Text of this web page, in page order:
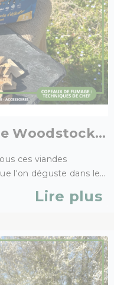
Woodstock :
!
ces viandes
l'on déguste dans les
concours de
plus réservé aux
à tous les amateurs
Lire plus